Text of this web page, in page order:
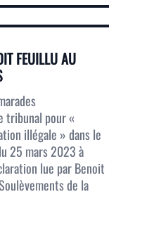
FEUILLU AU
tribunal pour «
illégale » dans le
25 mars 2023 à
lue par Benoit
de la